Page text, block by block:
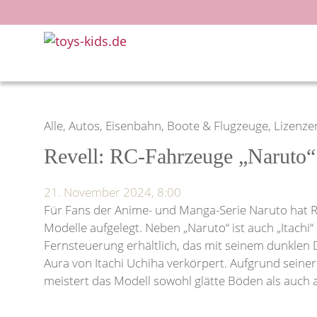
Inhalt
springen
Alle, Autos, Eisenbahn, Boote & Flugzeuge,
Revell: RC-Fahrzeuge
21. November 2024, 8:00
Für Fans der Anime- und Manga-Serie Naruto hat
Modelle aufgelegt. Neben „Naruto“ ist auch
Fernsteuerung erhältlich, das mit seinem dunklen
Aura von Itachi Uchiha verkörpert. Aufgrund
meistert das Modell sowohl glätte Böden als auch